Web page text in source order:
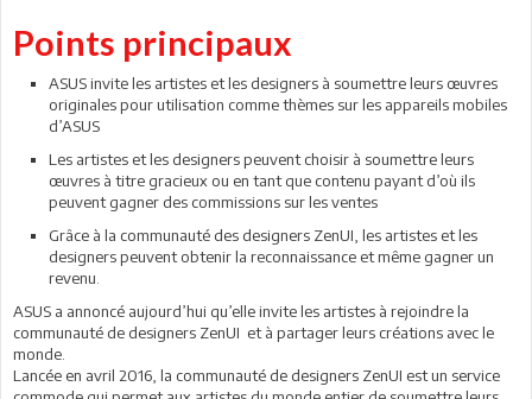
Points principaux
ASUS invite les artistes et les designers à soumettre leurs œuvres
originales pour utilisation comme thèmes sur les appareils mobiles
d’ASUS
Les artistes et les designers peuvent choisir à soumettre leurs
œuvres à titre gracieux ou en tant que contenu payant d’où ils
peuvent gagner des commissions sur les ventes
Grâce à la communauté des designers ZenUI, les artistes et les
designers peuvent obtenir la reconnaissance et même gagner un
revenu.
ASUS a annoncé aujourd’hui qu’elle invite les artistes à rejoindre la
communauté de designers ZenUI et à partager leurs créations avec le
monde.
Lancée en avril 2016, la communauté de designers ZenUI est un service